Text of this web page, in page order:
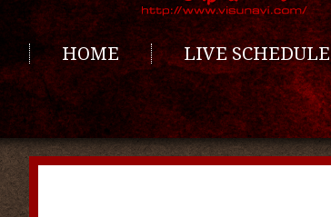
HOME LIVE SCHEDULE